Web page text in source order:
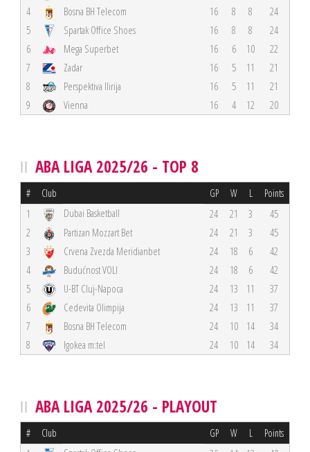
4
Bosna BH Telecom 16 8 8
24
5
Spartak Office Shoes 16 8 8
24
6
Mega Superbet 16 6 10
22
7
Zadar 16 5 11
21
8
Perspektiva Ilirija 16 5 11
21
9
Vienna 16 4 12 20
ABA LIGA 2025/26 - TOP 8
# Club GP W L Points
1 Dubai Basketball 24 21 3
45
2
Partizan Mozzart Bet 24 21 3
45
3
Crvena Zvezda Meridianbet 24 18 6
42
4
Budućnost VOLI 24 18 6
42
5
U-BT Cluj-Napoca 24 13 11
37
6
Cedevita Olimpija 24 13 11
37
7
Bosna BH Telecom 24 10 14
34
8
Igokea m:tel 24 10 14 34
ABA LIGA 2025/26 - PLAYOUT
# Club GP W L Points